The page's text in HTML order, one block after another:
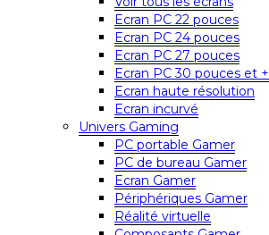
Ecran PC 22 pouces
Ecran PC 24 pouces
Ecran PC 27 pouces
Ecran PC 30 pouces et +
Ecran haute résolution
Ecran incurvé
Univers Gaming
PC portable Gamer
PC de bureau Gamer
Ecran Gamer
Périphériques Gamer
Réalité virtuelle